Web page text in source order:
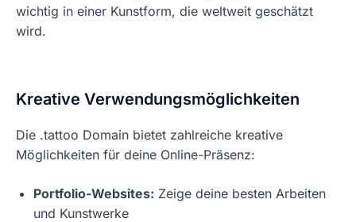
wichtig in einer Kunstform, die weltweit geschätzt
wird.
Kreative Verwendungsmöglichkeiten
Die .tattoo Domain bietet zahlreiche kreative
Möglichkeiten für deine Online-Präsenz:
Portfolio-Websites: Zeige deine besten Arbeiten
und Kunstwerke